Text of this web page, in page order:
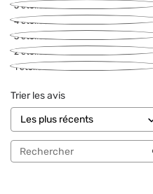
5étoiles
4étoiles
3étoiles
2étoiles
1étoile
Trier les avis